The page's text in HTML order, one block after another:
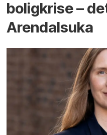
bolig­krise –
Arendals­uka